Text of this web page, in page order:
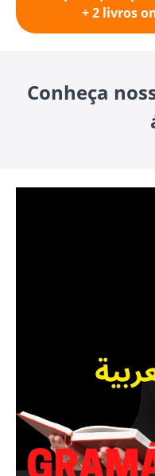
+ 2 livros
Conheça